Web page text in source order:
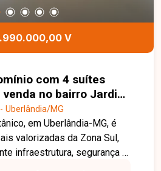
V
com 4 suítes
no bairro Jardim
MG
Uberlândia/MG
em Uberlândia-MG, é
valorizadas da Zona Sul,
infraestrutura, segurança e